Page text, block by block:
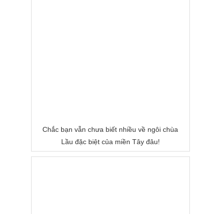
Chắc bạn vẫn chưa biết nhiều về ngôi chùa
Lầu đặc biệt của miền Tây đâu!